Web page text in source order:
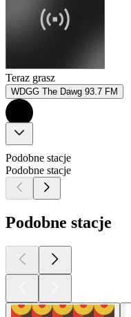
Teraz grasz
WDGG The Dawg 93.7 FM
Podobne stacje
Podobne stacje
Podobne stacje